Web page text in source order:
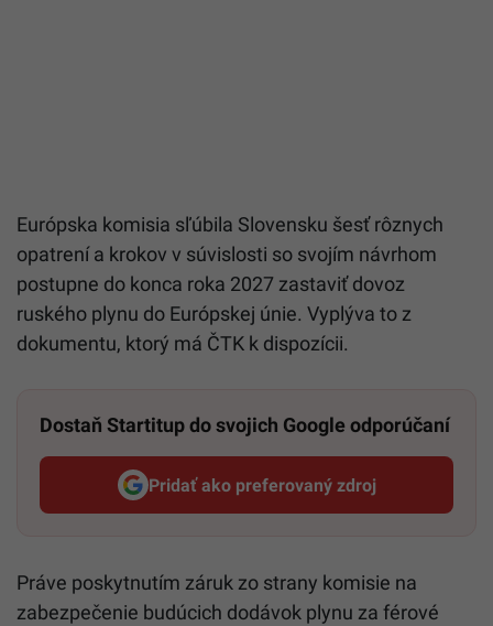
Európska komisia sľúbila Slovensku šesť rôznych
opatrení a krokov v súvislosti so svojím návrhom
postupne do konca roka 2027 zastaviť dovoz
ruského plynu do Európskej únie. Vyplýva to z
dokumentu, ktorý má ČTK k dispozícii.
Dostaň Startitup do svojich Google odporúčaní
Pridať ako preferovaný zdroj
Startitup, odkaz sa otvorí v
Práve poskytnutím záruk zo strany komisie na
zabezpečenie budúcich dodávok plynu za férové